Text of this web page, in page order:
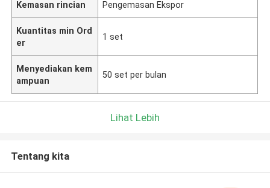
Kemasan rincian Pengemasan Ekspor
Kuantitas min Ord
er
1 set
Menyediakan kem
ampuan
50 set per bulan
Lihat Lebih
Tentang kita